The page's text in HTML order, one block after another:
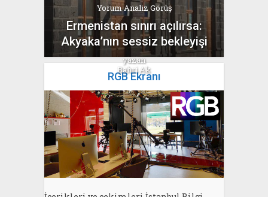
Yorum Analiz Görüş
Ermenistan sınırı açılırsa:
Akyaka’nın sessiz bekleyişi
yazan
Bahri Ak
RGB Ekranı